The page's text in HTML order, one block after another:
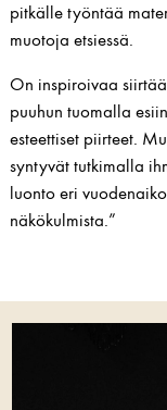
pitkälle työntää
muotoja etsiessä.
On inspiroivaa
puuhun tuomalla
esteettiset piirteet.
syntyvät tutkimalla
luonto eri
näkökulmista.”